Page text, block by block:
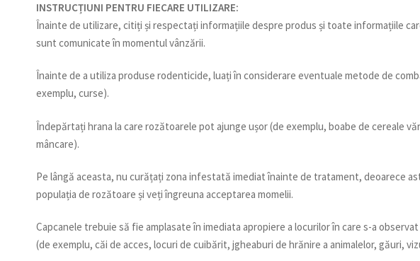
INSTRUCȚIUNI PENTRU FIECARE UTILIZARE:
Înainte de utilizare, citiți și respectați informațiile despre produs și toate informațiile
sunt comunicate în momentul vânzării.
Înainte de a utiliza produse rodenticide, luați în considerare eventuale metode de
exemplu, curse).
Îndepărtați hrana la care rozătoarele pot ajunge ușor (de exemplu, boabe de cereale
mâncare).
Pe lângă aceasta, nu curățați zona infestată imediat înainte de tratament, deoarece
populația de rozătoare și veți îngreuna acceptarea momelii.
Capcanele trebuie să fie amplasate în imediata apropiere a locurilor în care s-a
(de exemplu, căi de acces, locuri de cuibărit, jgheaburi de hrănire a animalelor, găuri,